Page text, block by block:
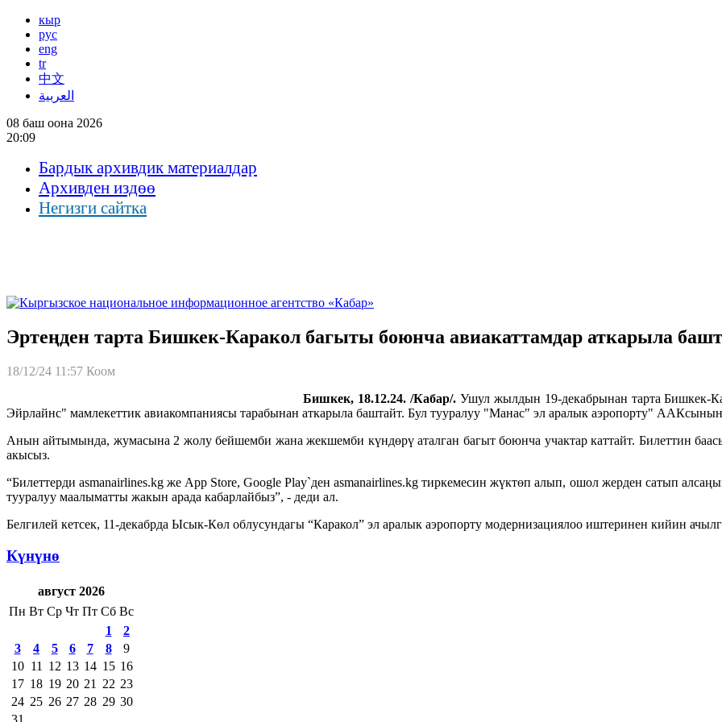
кыр
рус
eng
tr
中文
العربية
08 баш оона 2026
20:09
Бардык архивдик материалдар
Архивден издөө
Негизги сайтка
Эртеңден тарта Бишкек-Каракол багыты боюнча авиакаттамдар аткарыла
18/12/24 11:57 Коом
Бишкек, 18.12.24. /Кабар/. Ушул жылдын 19-декабрынан тарта Бишкек-
Эйрлайнс" мамлекеттик авиакомпаниясы тарабынан аткарыла баштайт. Бул тууралуу "Манас" эл аралык аэропорту"
Анын айтымында, жумасына 2 жолу бейшемби жана жекшемби күндөрү аталган багыт боюнча учактар каттайт. Билеттин
акысыз.
“Билеттерди asmanairlines.kg же App Store, Google Play`ден asmanairlines.kg тиркемесин жүктөп алып, ошол жерден сатып
тууралуу маалыматты жакын арада кабарлайбыз”, - деди ал.
Белгилей кетсек, 11-декабрда Ысык-Көл облусундагы “Каракол” эл аралык аэропорту модернизациялоо иштеринен кийин
Күнүнө
август 2026
Пн Вт Ср Чт Пт Сб Вс
1
2
3
4 5 6 7 8
9
10 11 12 13 14 15 16
17 18 19 20 21 22 23
24 25 26 27 28 29 30